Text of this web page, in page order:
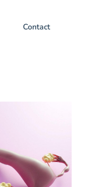
Contact